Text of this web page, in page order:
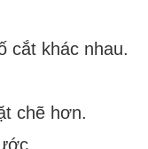
cắt khác nhau.
chẽ hơn.